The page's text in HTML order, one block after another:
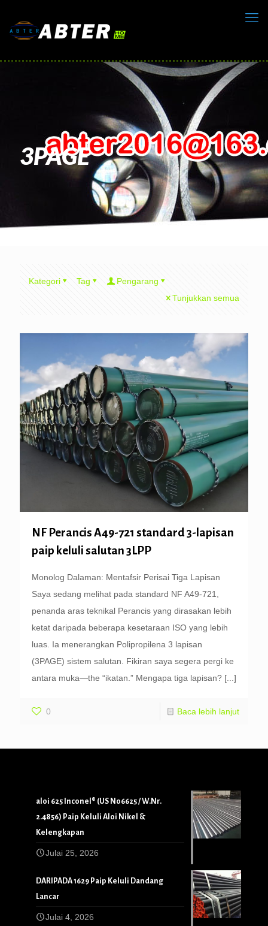
3PAGE
Kategori Tag
Pengarang
Tunjukkan semua
NF Perancis A49-721 standard 3-lapisan
paip keluli salutan 3LPP
Monolog Dalaman: Mentafsir Perisai Tiga Lapisan
Saya sedang melihat pada standard NF A49-721,
penanda aras teknikal Perancis yang dirasakan lebih
ketat daripada beberapa kesetaraan ISO yang lebih
luas. Ia menerangkan Polipropilena 3 lapisan
(3PAGE) sistem salutan. Fikiran saya segera pergi ke
antara muka—the “ikatan.” Mengapa tiga lapisan? [...]
0 Baca lebih lanjut
aloi 625 Inconel® (US N06625 / W.Nr.
2.4856) Paip Keluli Aloi Nikel &
Kelengkapan
Julai 25, 2026
DARIPADA 1629 Paip Keluli Dandang
Lancar
Julai 4, 2026